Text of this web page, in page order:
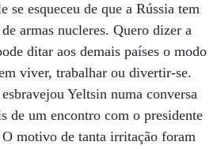
se esqueceu de que a Rússia tem
armas nucleres. Quero dizer a
ditar aos demais países o modo
viver, trabalhar ou divertir-se.
Yeltsin numa conversa
de um encontro com o presidente
motivo de tanta irritação foram